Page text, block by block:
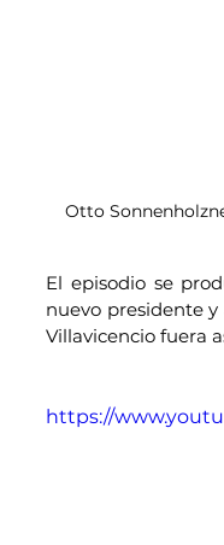
Otto
El episodio se
nuevo presidente
Villavicencio fuera
https://